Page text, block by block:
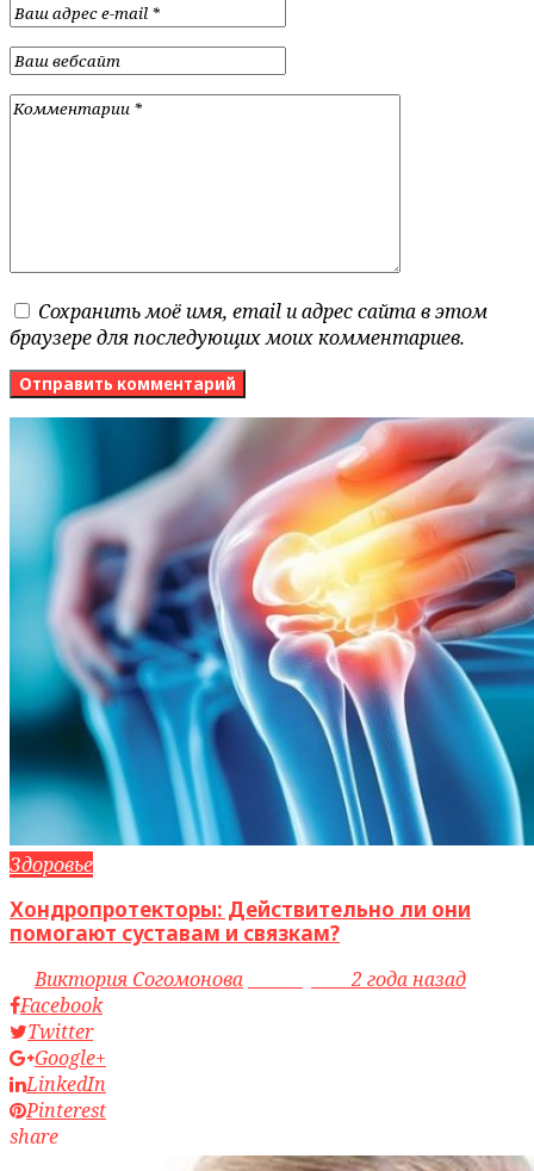
Сохранить моё имя, email и адрес сайта в этом
браузере для последующих моих комментариев.
Здоровье
Хондропротекторы: Действительно ли они
помогают суставам и связкам?
byВиктория Согомонова access_time2 года назад
Facebook
Twitter
Google+
LinkedIn
Pinterest
share